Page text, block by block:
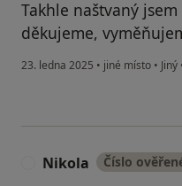
Takhle naštvaný
děkujeme,
23. ledna 2025 • jiné místo • Jiný
Nikola Číslo